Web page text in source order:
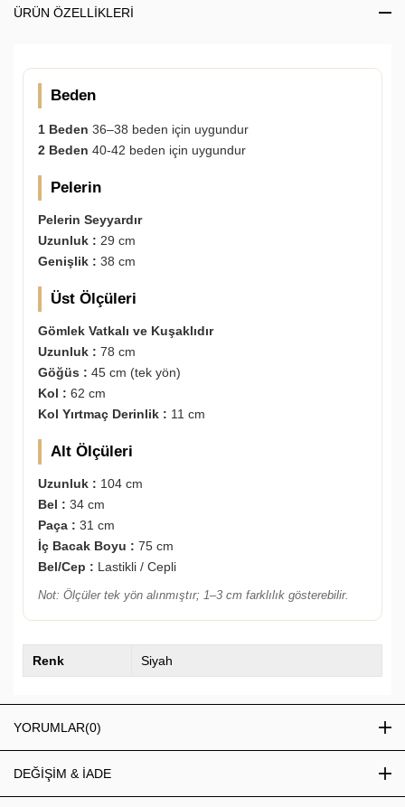
ÜRÜN ÖZELLIKLERI
Beden
1 Beden 36–38 beden için uygundur
2 Beden 40-42 beden için uygundur
Pelerin
Pelerin Seyyardır
Uzunluk : 29 cm
Genişlik : 38 cm
Üst Ölçüleri
Gömlek Vatkalı ve Kuşaklıdır
Uzunluk : 78 cm
Göğüs : 45 cm (tek yön)
Kol : 62 cm
Kol Yırtmaç Derinlik : 11 cm
Alt Ölçüleri
Uzunluk : 104 cm
Bel : 34 cm
Paça : 31 cm
İç Bacak Boyu : 75 cm
Bel/Cep : Lastikli / Cepli
Not: Ölçüler tek yön alınmıştır; 1–3 cm farklılık gösterebilir.
Renk Siyah
YORUMLAR(0)
DEĞİŞİM & İADE